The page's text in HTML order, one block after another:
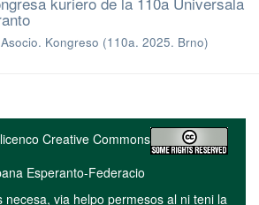
Kongreso (110a. 2025. Brno)
Creative Commons
Esperanto-Federacio
necesa, via helpo permesos al ni teni la